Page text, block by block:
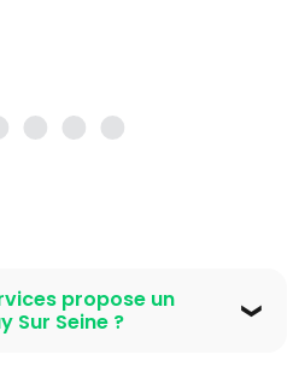
propose un
Sur Seine ?